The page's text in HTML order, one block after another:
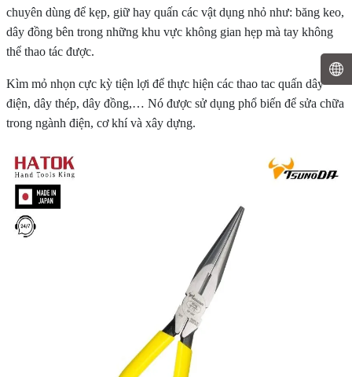
chuyên dùng để kẹp, giữ hay quấn các vật dụng nhỏ như: băng keo,
dây đồng bên trong những khu vực không gian hẹp mà tay không
thể thao tác được.
Kìm mỏ nhọn cực kỳ tiện lợi để thực hiện các thao tac quấn dây
điện, dây thép, dây đồng,… Nó được sử dụng phổ biến để sửa chữa
trong ngành điện, cơ khí và xây dựng.